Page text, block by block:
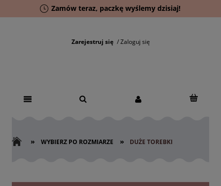
Zamów teraz, paczkę wyślemy dzisiaj!
Zarejestruj się Zaloguj się
» WYBIERZ PO ROZMIARZE » DUŻE TOREBKI